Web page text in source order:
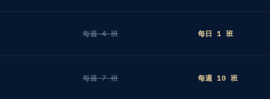
每週 4 班 每日 1 班
每週 7 班 每週 10 班